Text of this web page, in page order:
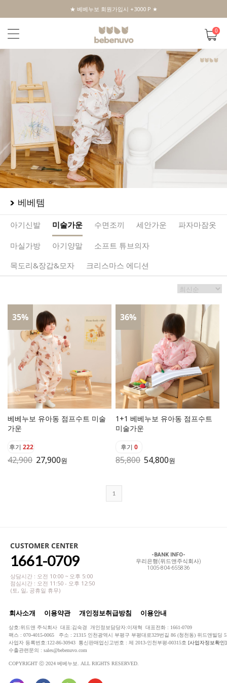
★ 베베누보 회원가입시 +3000 P ★
0
베베템
아기신발 미술가운 수면조끼 세안가운 파자마잠옷
마실가방 아기양말
소프트 튜브의자
목도리&장갑&모자
크리스마스 에디션
35%
베베누보 유아동 점프수트 미술
가운
후기 222
42,900 27,900원
36%
1+1 베베누보 유아동 점프수트
미술가운
후기 0
85,800 54,800원
1
CUSTOMER CENTER
1661-0709
상담시간 : 오전 10:00 ~ 오후 5:00
점심시간 : 오전 11:50 - 오후 12:50
(토, 일, 공휴일 휴무)
-BANK INFO-
우리은행(위드앤주식회사)
1005-804-655836
회사소개 이용약관 개인정보취급방침 이용안내
상호:위드앤 주식회사 대표:김숙경 개인정보담당자:이재혁 대표전화 : 1661-0709
팩스 : 070-4015-0065 주소 : 21315 인천광역시 부평구 부평대로329번길 86 (청천동) 위드앤빌딩
사업자 등록번호:122-86-30943 통신판매업신고번호 : 제 2013-인천부평-00315호 [사업자정보확인]
수출관련문의 : sales@bebenuvo.com
COPYRIGHT ⓒ 2024 베베누보. ALL RIGHTS RESERVED.